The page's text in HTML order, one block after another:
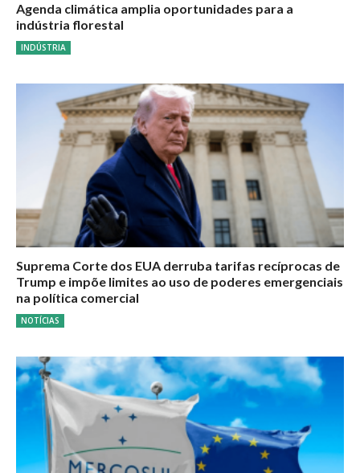
Agenda climática amplia oportunidades para a
indústria florestal
INDÚSTRIA
Suprema Corte dos EUA derruba tarifas recíprocas de
Trump e impõe limites ao uso de poderes emergenciais
na política comercial
NOTÍCIAS